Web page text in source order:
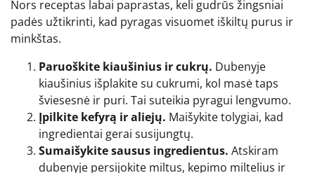
Nors receptas labai paprastas, keli gudrūs žingsniai
padės užtikrinti, kad pyragas visuomet iškiltų purus ir
minkštas.
Paruoškite kiaušinius ir cukrų. Dubenyje
kiaušinius išplakite su cukrumi, kol masė taps
šviesesnė ir puri. Tai suteikia pyragui lengvumo.
Įpilkite kefyrą ir aliejų. Maišykite tolygiai, kad
ingredientai gerai susijungtų.
Sumaišykite sausus ingredientus. Atskiram
dubenyje persijokite miltus, kepimo miltelius ir